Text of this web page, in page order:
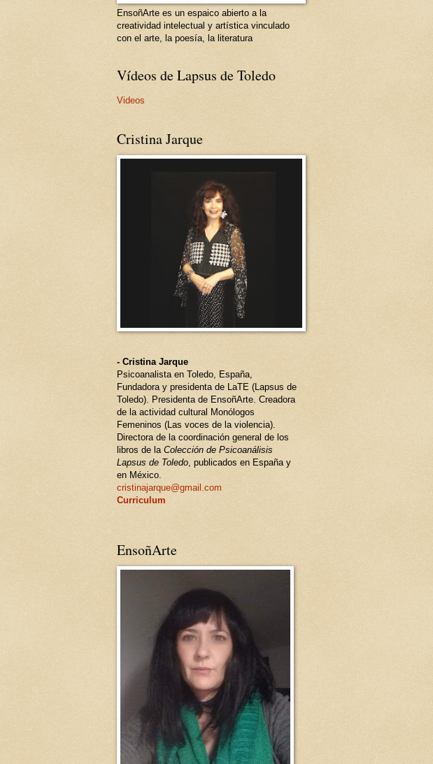
EnsoñArte es un espaico abierto a la
creatividad intelectual y artística vinculado
con el arte, la poesía, la literatura
Vídeos de Lapsus de Toledo
Videos
Cristina Jarque
- Cristina Jarque
Psicoanalista en Toledo, España,
Fundadora y presidenta de LaTE (Lapsus de
Toledo). Presidenta de EnsoñArte. Creadora
de la actividad cultural Monólogos
Femeninos (Las voces de la violencia).
Directora de la coordinación general de los
libros de la Colección de Psicoanálisis
Lapsus de Toledo, publicados en España y
en México.
cristinajarque@gmail.com
Curriculum
EnsoñArte